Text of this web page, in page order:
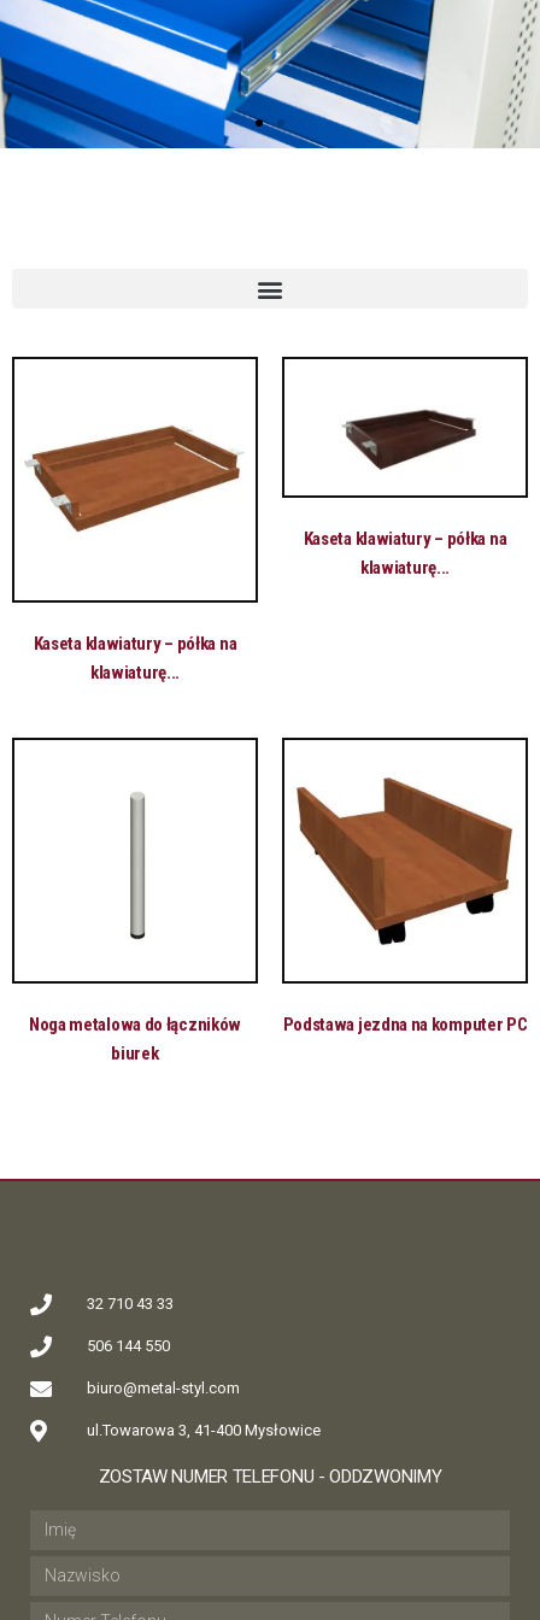
Kaseta klawiatury – półka na
klawiaturę...
Kaseta klawiatury – półka na
klawiaturę...
Noga metalowa do łączników
biurek
Podstawa jezdna na komputer PC
32 710 43 33
506 144 550
biuro@metal-styl.com
ul.Towarowa 3, 41-400 Mysłowice
ZOSTAW NUMER TELEFONU - ODDZWONIMY